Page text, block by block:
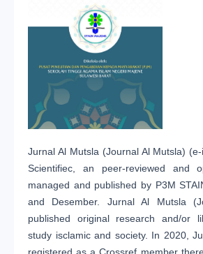
Jurnal Al Mutsla (Journal Al Mutsla)
Scientifiec, an peer-reviewed and
managed and published by P3M
and Desember. Jurnal Al Mutsla
published original research and/or
study isclamic and society. In 2020,